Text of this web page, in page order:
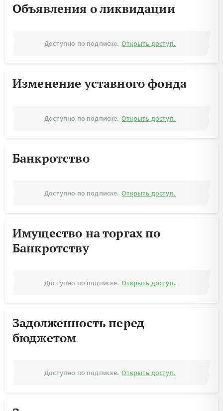
Объявления о ликвидации
Доступно по подписке. Открыть доступ.
Изменение уставного фонда
Доступно по подписке. Открыть доступ.
Банкротство
Доступно по подписке. Открыть доступ.
Имущество на торгах по
Банкротству
Доступно по подписке. Открыть доступ.
Задолженность перед
бюджетом
Доступно по подписке. Открыть доступ.